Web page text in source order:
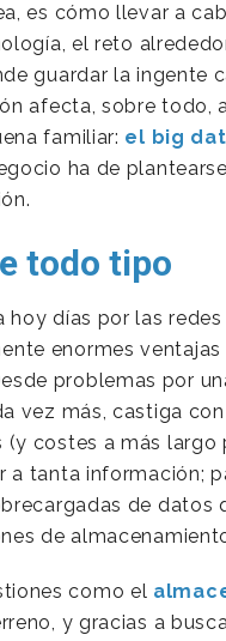
es cómo llevar a
el reto
guardar la ingente
afecta, sobre todo,
familiar: el big
ha de
todo tipo
días por las
enormes
problemas por
vez más, castiga
(y costes a más
a tanta información;
de datos
de
como el
y gracias a